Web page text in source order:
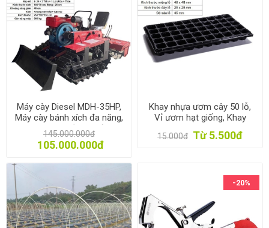
Máy cày Diesel MDH-35HP,
Máy cày bánh xích đa năng,
Máy làm ruộng nước
145.000.000đ
105.000.000đ
Khay nhựa ươm cây 50 lỗ,
Vỉ ươm hạt giống, Khay
nhựa ươm hạt rau hoa
15.000đ Từ 5.500đ
-20%